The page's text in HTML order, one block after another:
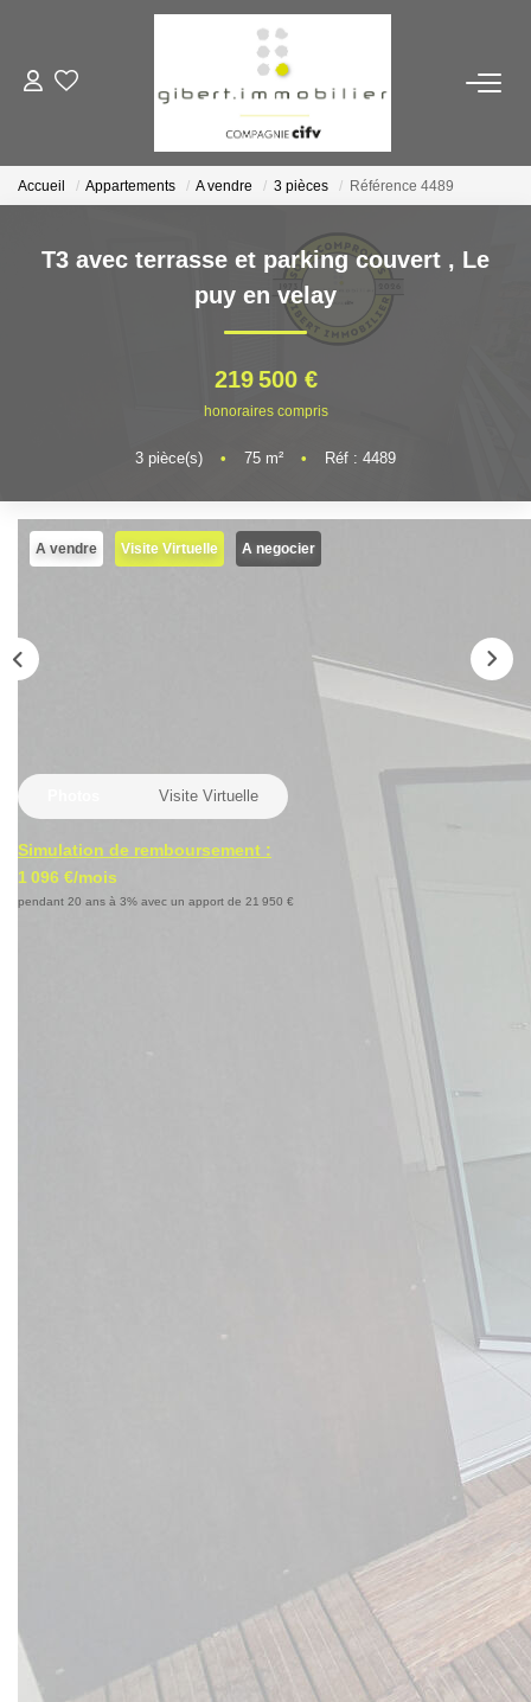
ACHETER
Maisons
Appartements
Locaux Professionnels
Parkings
Immeubles
LOUER
Appartements
Locaux Professionnels
MON COMPTE
NOTRE AGENCE
Accueil Appartements A vendre 3 pièces Référence 4489
T3 avec terrasse et parking couvert , Le
puy en velay
219 500 €
honoraires compris
3 pièce(s) • 75 m² • Réf : 4489
A vendre Visite Virtuelle A negocier
Simulation de remboursement :
1 096 €/mois
pendant 20 ans à 3% avec un apport de 21 950 €
Visite Virtuelle
Au coeur de la ville du Puy, secteur Michelet, à deux pas
Dans une résidence de standing de 2013, au 4ème étage
T3 de 75m², prêt à être habité, traversant EST/OUEST
Chauffage individuel au sol (gaz) . Fibre optique. Normes
Son plus: un parking sécurisé en sous sol de l'immeuble
« Consultez l'ensemble de nos biens disponibles sur notre
site internet : www.gibert-immobilier.fr. »
"Gibert Immobilier, votre agence immobilière au Puy-en-